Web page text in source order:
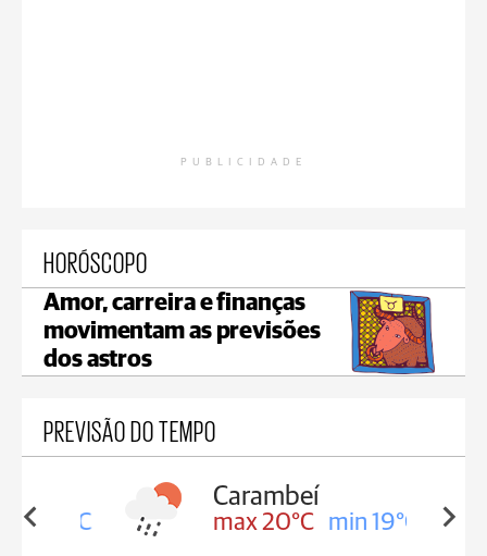
PUBLICIDADE
HORÓSCOPO
Amor, carreira e finanças
movimentam as previsões
dos astros
PREVISÃO DO TEMPO
19°C
Carambeí
max 20°C min 19°C